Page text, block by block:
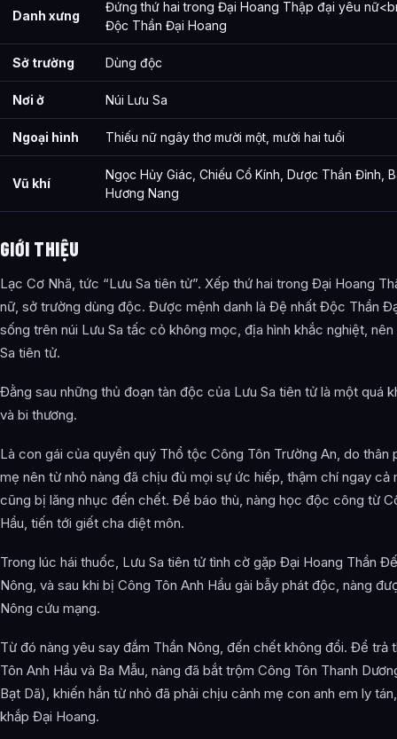
Danh xưng
Đứng thứ hai trong Đại Hoang Thập đại yêu
Độc Thần Đại Hoang
Sở trường Dùng độc
Nơi ở Núi Lưu Sa
Ngoại hình Thiếu nữ ngây thơ mười một, mười hai tuổi
Vũ khí
Ngọc Hủy Giác, Chiếu Cổ Kính, Dược Thần Đỉnh,
Hương Nang
GIỚI THIỆU
Lạc Cơ Nhã, tức “Lưu Sa tiên tử”. Xếp thứ hai trong Đại Hoang
nữ, sở trường dùng độc. Được mệnh danh là Đệ nhất Độc Thần
sống trên núi Lưu Sa tấc cỏ không mọc, địa hình khắc nghiệt,
Sa tiên tử.
Đằng sau những thủ đoạn tàn độc của Lưu Sa tiên tử là một quá
và bi thương.
Là con gái của quyền quý Thổ tộc Công Tôn Trường An, do thân
mẹ nên từ nhỏ nàng đã chịu đủ mọi sự ức hiếp, thậm chí ngay cả
cũng bị lăng nhục đến chết. Để báo thù, nàng học độc công từ
Hầu, tiến tới giết cha diệt môn.
Trong lúc hái thuốc, Lưu Sa tiên tử tình cờ gặp Đại Hoang Thần
Nông, và sau khi bị Công Tôn Anh Hầu gài bẫy phát độc, nàng
Nông cứu mạng.
Từ đó nàng yêu say đắm Thần Nông, đến chết không đổi. Để trả
Tôn Anh Hầu và Ba Mẫu, nàng đã bắt trộm Công Tôn Thanh
Bạt Dã), khiến hắn từ nhỏ đã phải chịu cảnh mẹ con anh em ly
khắp Đại Hoang.